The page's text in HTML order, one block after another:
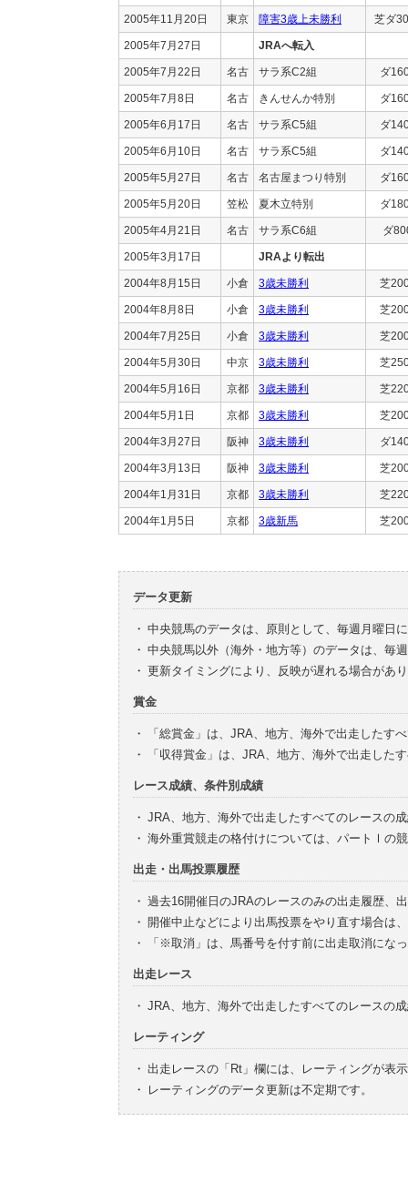
2005年11月20日 東京 障害3歳上未勝利 芝ダ
2005年7月27日 JRAへ転入
2005年7月22日 名古 サラ系C2組 ダ
2005年7月8日 名古 きんせんか特別 ダ
2005年6月17日 名古 サラ系C5組 ダ
2005年6月10日 名古 サラ系C5組 ダ
2005年5月27日 名古 名古屋まつり特別 ダ
2005年5月20日 笠松 夏木立特別 ダ
2005年4月21日 名古 サラ系C6組 ダ
2005年3月17日 JRAより転出
2004年8月15日 小倉 3歳未勝利 芝
2004年8月8日 小倉 3歳未勝利 芝
2004年7月25日 小倉 3歳未勝利 芝
2004年5月30日 中京 3歳未勝利 芝
2004年5月16日 京都 3歳未勝利 芝
2004年5月1日 京都 3歳未勝利 芝
2004年3月27日 阪神 3歳未勝利 ダ
2004年3月13日 阪神 3歳未勝利 芝
2004年1月31日 京都 3歳未勝利 芝
2004年1月5日 京都 3歳新馬 芝
データ更新
・ 中央競馬のデータは、原則として、毎週月曜日
・ 中央競馬以外（海外・地方等）のデータは、毎
・ 更新タイミングにより、反映が遅れる場合があ
賞金
・
「総賞金」は、JRA、地方、海外で出走したす
・
「収得賞金」は、JRA、地方、海外で出走した
レース成績、条件別成績
・ JRA、地方、海外で出走したすべてのレースの
・ 海外重賞競走の格付けについては、パートⅠの
出走・出馬投票履歴
・ 過去16開催日のJRAのレースのみの出走履歴、
・ 開催中止などにより出馬投票をやり直す場合は
・
「※取消」は、馬番号を付す前に出走取消にな
出走レース
・ JRA、地方、海外で出走したすべてのレースの
レーティング
・ 出走レースの「Rt」欄には、レーティングが表
・
レーティングのデータ更新は不定期です。